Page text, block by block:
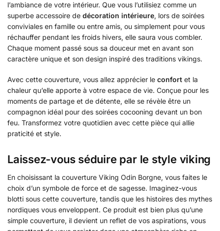
l’ambiance de votre intérieur. Que vous l’utilisiez comme un
superbe accessoire de décoration intérieure, lors de soirées
conviviales en famille ou entre amis, ou simplement pour vous
réchauffer pendant les froids hivers, elle saura vous combler.
Chaque moment passé sous sa douceur met en avant son
caractère unique et son design inspiré des traditions vikings.
Avec cette couverture, vous allez apprécier le confort et la
chaleur qu’elle apporte à votre espace de vie. Conçue pour les
moments de partage et de détente, elle se révèle être un
compagnon idéal pour des soirées cocooning devant un bon
feu. Transformez votre quotidien avec cette pièce qui allie
praticité et style.
Laissez-vous séduire par le style viking
En choisissant la couverture Viking Odin Borgne, vous faites le
choix d’un symbole de force et de sagesse. Imaginez-vous
blotti sous cette couverture, tandis que les histoires des mythes
nordiques vous enveloppent. Ce produit est bien plus qu’une
simple couverture, il devient un reflet de vos aspirations, vous